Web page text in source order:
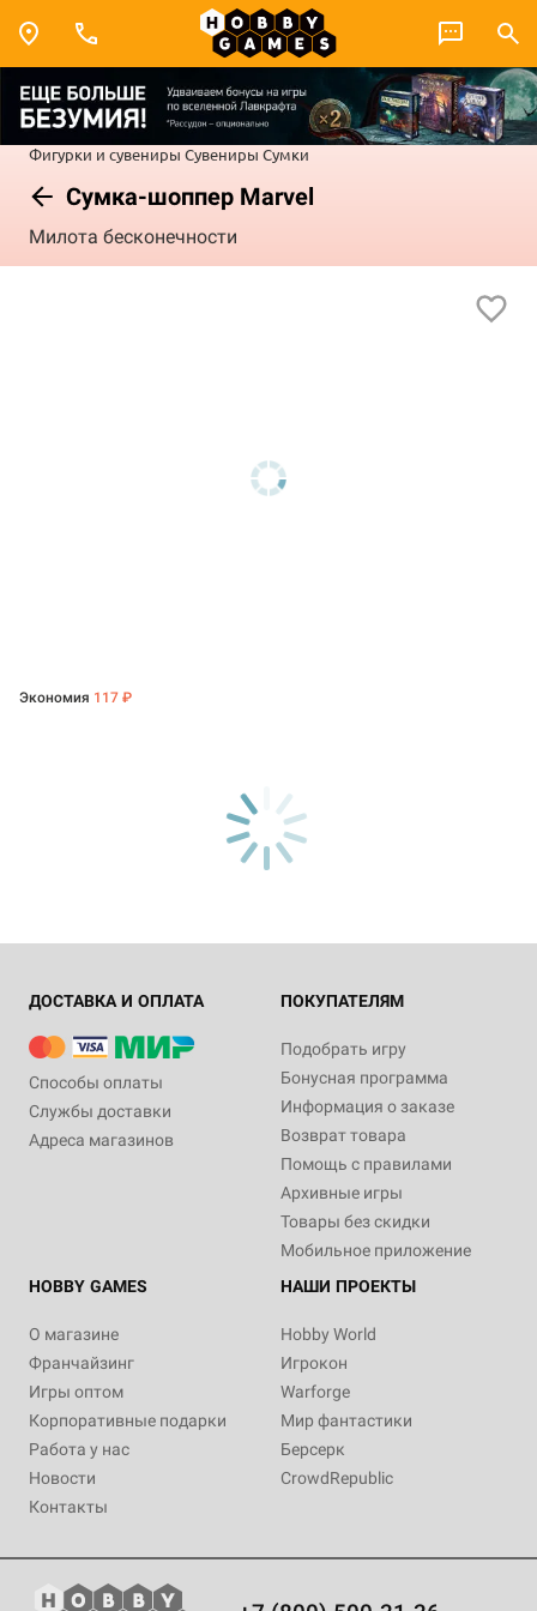
Фигурки и сувениры Сувениры Сумки
Сумка-шоппер Marvel
Милота бесконечности
Экономия 117 ₽
ДОСТАВКА И ОПЛАТА
Способы оплаты
Службы доставки
Адреса магазинов
ПОКУПАТЕЛЯМ
Подобрать игру
Бонусная программа
Информация о заказе
Возврат товара
Помощь с правилами
Архивные игры
Товары без скидки
Мобильное приложение
HOBBY GAMES
О магазине
Франчайзинг
Игры оптом
Корпоративные подарки
Работа у нас
Новости
Контакты
НАШИ ПРОЕКТЫ
Hobby World
Игрокон
Warforge
Мир фантастики
Берсерк
CrowdRepublic